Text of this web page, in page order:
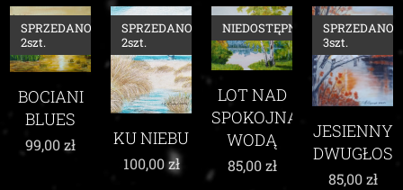
BOCIANI
BLUES
SPRZEDANO:
2szt.
99,00zł KU NIEBU
SPRZEDANO:
2szt.
100,00zł
LOT NAD
SPOKOJNĄ
WODĄ
NIEDOSTĘPNY
85,00zł
JESIENNY
DWUGŁOS
SPRZEDANO:
3szt.
85,00zł